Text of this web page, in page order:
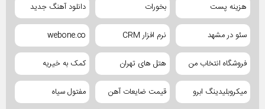
هزینه پست بخورات دانلود آهنگ جدید
سئو در مشهد نرم افزار CRM webone.co
فروشگاه انتخاب من هتل های تهران کمک به خیریه
میکروبلیدینگ ابرو قیمت ضایعات آهن مفتول سیاه